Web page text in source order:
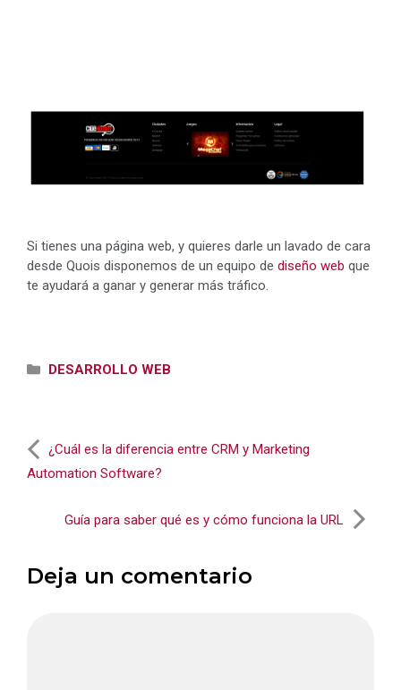
Si tienes una página web, y quieres darle un lavado de cara
desde Quois disponemos de un equipo de diseño web que
te ayudará a ganar y generar más tráfico.
Categorías
DESARROLLO WEB
¿Cuál es la diferencia entre CRM y Marketing
Automation Software?
Guía para saber qué es y cómo funciona la URL
Deja un comentario